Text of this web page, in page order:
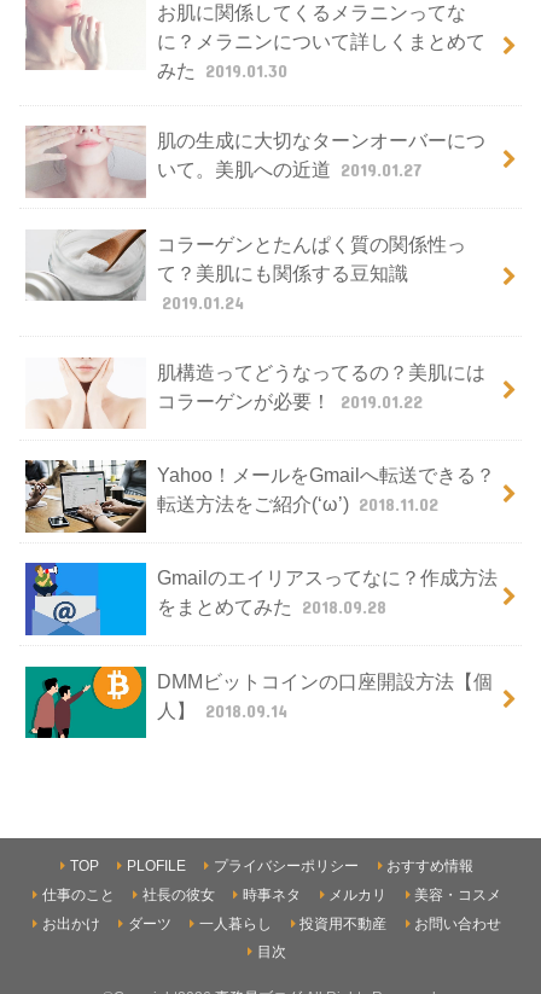
お肌に関係してくるメラニンってな
に？メラニンについて詳しくまとめて
みた
2019.01.30
肌の生成に大切なターンオーバーにつ
いて。美肌への近道 2019.01.27
コラーゲンとたんぱく質の関係性っ
て？美肌にも関係する豆知識
2019.01.24
肌構造ってどうなってるの？美肌には
コラーゲンが必要！
2019.01.22
Yahoo！メールをGmailへ転送できる？
転送方法をご紹介(‘ω’) 2018.11.02
Gmailのエイリアスってなに？作成方法
をまとめてみた
2018.09.28
DMMビットコインの口座開設方法【個
人】
2018.09.14
TOP PLOFILE プライバシーポリシー
おすすめ情報
仕事のこと
社長の彼女 時事ネタ メルカリ
美容・コスメ
お出かけ
ダーツ 一人暮らし 投資用不動産
お問い合わせ
目次